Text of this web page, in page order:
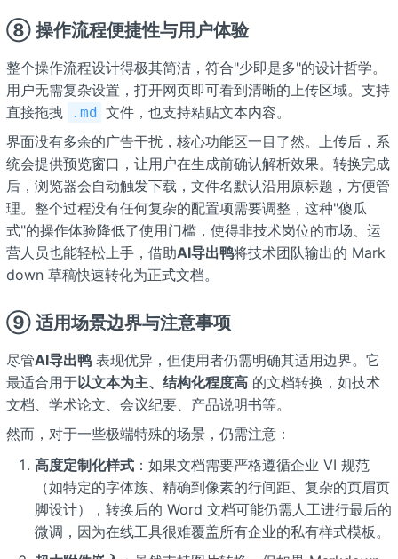
⑧ 操作流程便捷性与用户体验
整个操作流程设计得极其简洁，符合"少即是多"的设计哲学。
用户无需复杂设置，打开网页即可看到清晰的上传区域。支持
直接拖拽
.md 文件，也支持粘贴文本内容。
界面没有多余的广告干扰，核心功能区一目了然。上传后，系
统会提供预览窗口，让用户在生成前确认解析效果。转换完成
后，浏览器会自动触发下载，文件名默认沿用原标题，方便管
理。整个过程没有任何复杂的配置项需要调整，这种"傻瓜
式"的操作体验降低了使用门槛，使得非技术岗位的市场、运
营人员也能轻松上手，借助AI导出鸭将技术团队输出的 Mark
down 草稿快速转化为正式文档。
⑨ 适用场景边界与注意事项
尽管AI导出鸭表现优异，但使用者仍需明确其适用边界。它
最适合用于以文本为主、结构化程度高的文档转换，如技术
文档、学术论文、会议纪要、产品说明书等。
然而，对于一些极端特殊的场景，仍需注意：
高度定制化样式：如果文档需要严格遵循企业 VI 规范
（如特定的字体族、精确到像素的行间距、复杂的页眉页
脚设计），转换后的 Word 文档可能仍需人工进行最后的
微调，因为在线工具很难覆盖所有企业的私有样式模板。